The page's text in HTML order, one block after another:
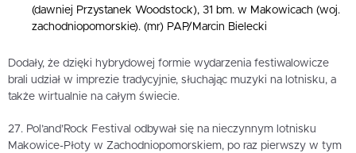
(dawniej Przystanek Woodstock), 31 bm. w Makowicach (woj.
zachodniopomorskie). (mr) PAP/Marcin Bielecki
Dodały, że dzięki hybrydowej formie wydarzenia festiwalowicze
brali udział w imprezie tradycyjnie, słuchając muzyki na lotnisku, a
także wirtualnie na całym świecie.
27. Pol’and’Rock Festival odbywał się na nieczynnym lotnisku
Makowice-Płoty w Zachodniopomorskiem, po raz pierwszy w tym